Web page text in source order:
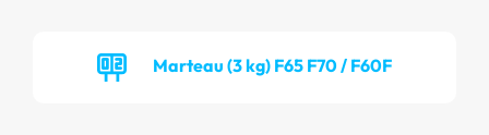
Marteau (3 kg) F65 F70 / F60F